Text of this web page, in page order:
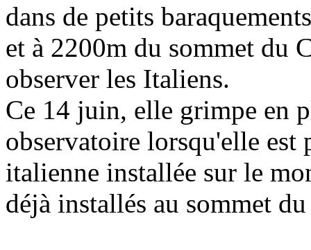
dans de petits
et à 2200m du sommet du
observer les Italiens.
Ce 14 juin, elle grimpe en
observatoire lorsqu'elle est
italienne installée sur le
déjà installés au sommet